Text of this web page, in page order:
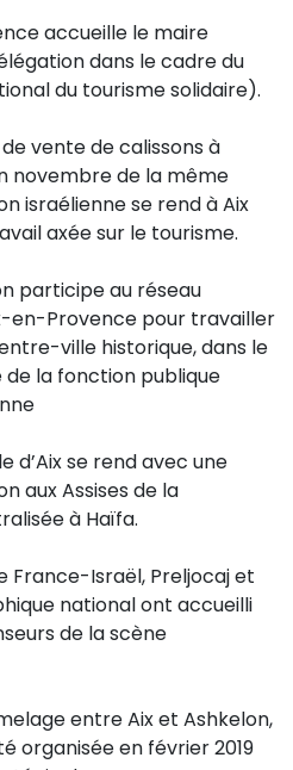
accueille le maire
dans le cadre du
du tourisme solidaire).
vente de calissons à
novembre de la même
israélienne se rend à Aix
axée sur le tourisme.
participe au réseau
en-Provence pour travailler
ville historique, dans le
de la fonction publique
d’Aix se rend avec une
aux Assises de la
à Haïfa.
France-Israël, Preljocaj et
national ont accueilli
de la scène
entre Aix et Ashkelon,
organisée en février 2019